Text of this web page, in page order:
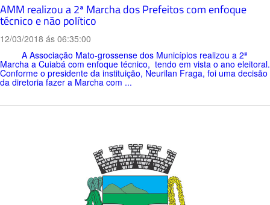
AMM realizou a 2ª Marcha dos Prefeitos com enfoque
técnico e não político
12/03/2018 ás 06:35:00
A Associação Mato-grossense dos Municípios realizou a 2ª
Marcha a Cuiabá com enfoque técnico, tendo em vista o ano eleitoral.
Conforme o presidente da instituição, Neurilan Fraga, foi uma decisão
da diretoria fazer a Marcha com ...